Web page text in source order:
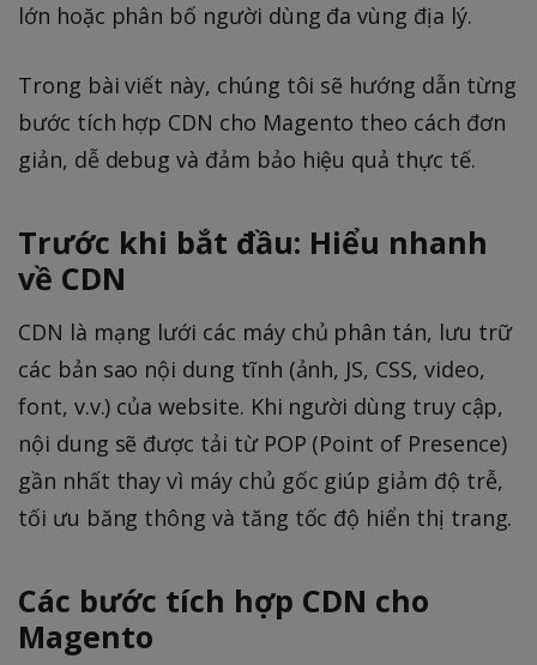
lớn hoặc phân bố người dùng đa vùng địa lý.
Trong bài viết này, chúng tôi sẽ hướng dẫn từng
bước tích hợp CDN cho Magento theo cách đơn
giản, dễ debug và đảm bảo hiệu quả thực tế.
Trước khi bắt đầu: Hiểu nhanh
về CDN
CDN là mạng lưới các máy chủ phân tán, lưu trữ
các bản sao nội dung tĩnh (ảnh, JS, CSS, video,
font, v.v.) của website. Khi người dùng truy cập,
nội dung sẽ được tải từ POP (Point of Presence)
gần nhất thay vì máy chủ gốc giúp giảm độ trễ,
tối ưu băng thông và tăng tốc độ hiển thị trang.
Các bước tích hợp CDN cho
Magento